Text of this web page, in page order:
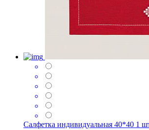
Салфетка индивидуальная 40*40 1